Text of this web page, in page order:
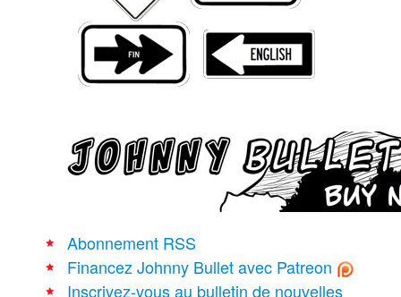
Abonnement RSS
Financez Johnny Bullet avec Patreon
Inscrivez-vous au bulletin de nouvelles